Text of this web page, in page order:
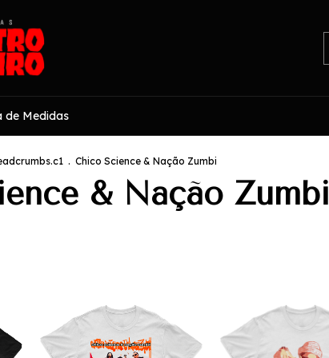
de Medidas
. Chico Science & Nação Zumbi
& Nação Zumbi